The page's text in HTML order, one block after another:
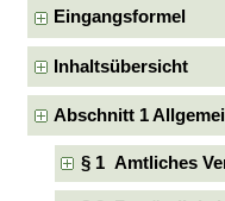
Eingangsformel
Inhaltsübersicht
Abschnitt 1
§ 1 Amtliches